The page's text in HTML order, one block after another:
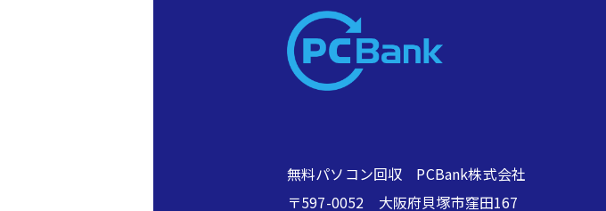
無料パソコン回収 PCBank株式会社
〒597-0052 大阪府貝塚市窪田167